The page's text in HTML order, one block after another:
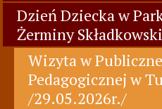
Dzień Dziecka w
Żerminy
Wizyta w
Pedagogicznej w
/29.05.2026r./